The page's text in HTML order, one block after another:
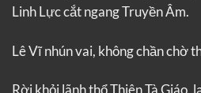
Linh Lực cắt ngang Truyền Âm.
Lê Vĩ nhún vai, không chần chờ